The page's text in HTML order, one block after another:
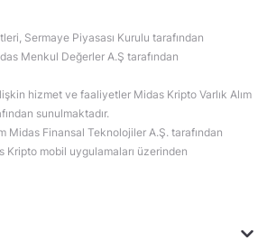
Sermaye Piyasası Kurulu tarafından
Menkul Değerler A.Ş tarafından
hizmet ve faaliyetler Midas Kripto Varlık Alım
sunulmaktadır.
Midas Finansal Teknolojiler A.Ş. tarafından
Kripto mobil uygulamaları üzerinden